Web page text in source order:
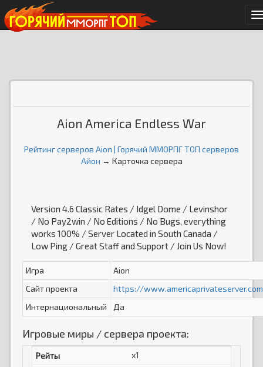
Aion America Endless War
Рейтинг серверов Aion | Горячий ММОРПГ ТОП серверов
Айон → Карточка сервера
Version 4.6 Classic Rates / Idgel Dome / Levinshor
/ No Pay2win / No Editions / No Bugs, everything
works 100% / Server Located in South Canada /
Low Ping / Great Staff and Support / Join Us Now!
Игра
Aion
Сайт проекта
https://
Интернациональный
Да
Игровые миры / сервера проекта:
x1